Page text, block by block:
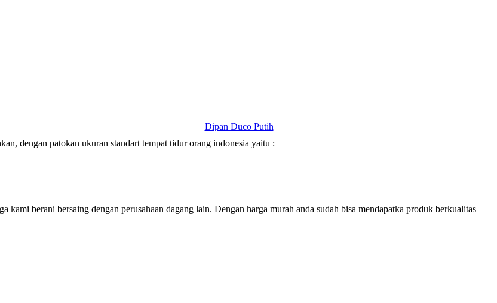
Dipan Duco Putih
dengan patokan ukuran standart tempat tidur orang indonesia yaitu :
kami berani bersaing dengan perusahaan dagang lain. Dengan harga murah anda sudah bisa mendapatka produk berkualitas